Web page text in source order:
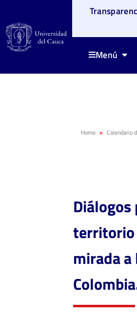
Menú
Home Calendario
territorio
mirada